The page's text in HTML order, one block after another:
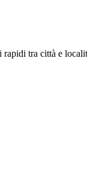
rapidi tra città e